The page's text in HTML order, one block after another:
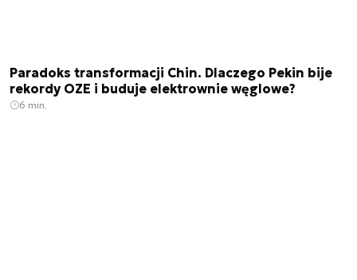
Paradoks transformacji Chin. Dlaczego Pekin bije
rekordy OZE i buduje elektrownie węglowe?
6 min.